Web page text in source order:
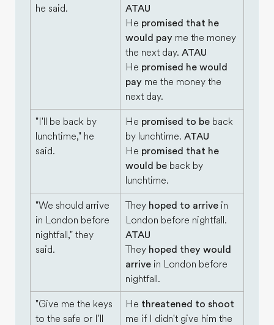
he said.
ATAU
He promised that he
would pay me the money
the next day. ATAU
He promised he would
pay me the money the
next day.
"I'll be back by
lunchtime," he
said.
He promised to be back
by lunchtime. ATAU
He promised that he
would be back by
lunchtime.
"We should arrive
in London before
nightfall," they
said.
They hoped to arrive in
London before nightfall.
ATAU
They hoped they would
arrive in London before
nightfall.
"Give me the keys
to the safe or I'll
He threatened to shoot
me if I didn't give him the